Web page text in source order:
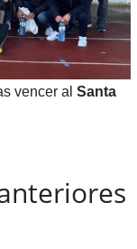
vencer al Santa